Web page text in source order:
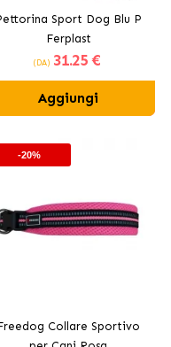
Sport Dog Blu P
Ferplast
(DA) 31.25 €
Aggiungi
-20%
Collare Sportivo